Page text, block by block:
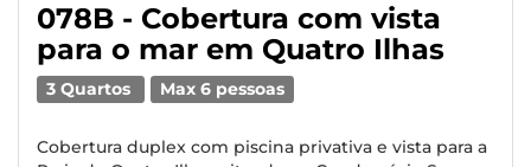
078B - Cobertura com vista
para o mar em Quatro Ilhas
3 Quartos Max 6 pessoas
Cobertura duplex com piscina privativa e vista para a